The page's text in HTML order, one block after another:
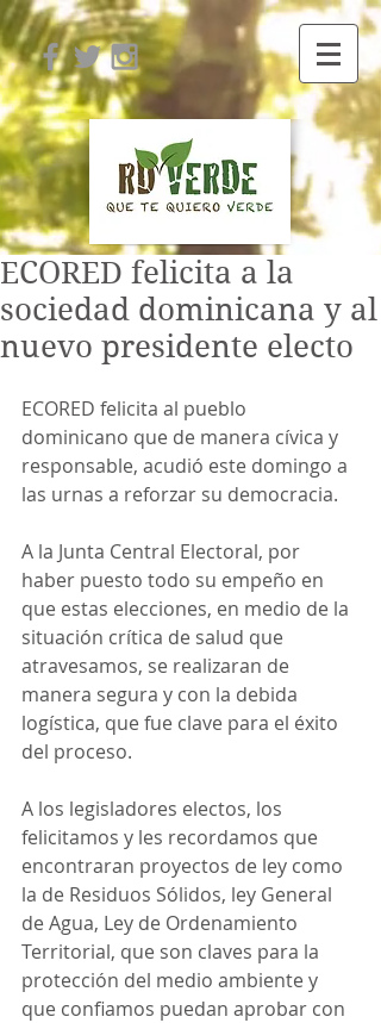
ECORED felicita a la
sociedad dominicana y al
nuevo presidente electo
ECORED felicita al pueblo
dominicano que de manera cívica y
responsable, acudió este domingo a
las urnas a reforzar su democracia.
A la Junta Central Electoral, por
haber puesto todo su empeño en
que estas elecciones, en medio de la
situación crítica de salud que
atravesamos, se realizaran de
manera segura y con la debida
logística, que fue clave para el éxito
del proceso.
A los legisladores electos, los
felicitamos y les recordamos que
encontraran proyectos de ley como
la de Residuos Sólidos, ley General
de Agua, Ley de Ordenamiento
Territorial, que son claves para la
protección del medio ambiente y
que confiamos puedan aprobar con